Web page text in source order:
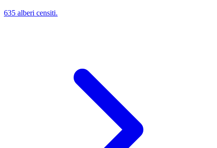
635 alberi censiti.